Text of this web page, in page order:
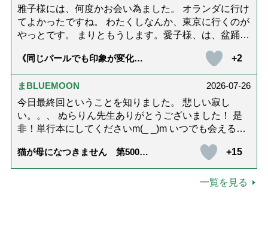
化も希望です！本当にありがとうございました。
雅子様には、何度かお会い為ました。 オランダに行け
てよかったですね。 わたくしなんか、東京に行くのが
やっとです。 まりともうします。愛子様、は、盆踊り
《同じパールでも印象が変化》
ネックレス」上品＆涼しげに見
せる4つの法則
+2
まBLUEMOON
2026-07-26
今日最終回ということを知りました。 悲しい寂し
い。。、 ぬらりん先生ありがとうございました！ 是
非！単行本にしてくださいm(_ _)m いつでも会える様
猫が母になつきません 第500話
+15
一覧を見る